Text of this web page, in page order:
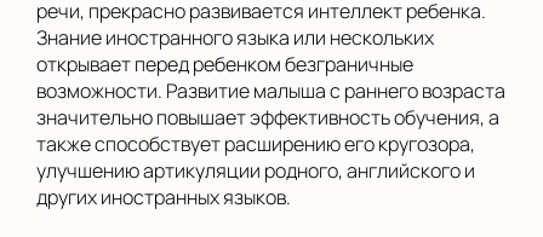
речи, прекрасно развивается интеллект ребенка.
Знание иностранного языка или нескольких
открывает перед ребенком безграничные
возможности. Развитие малыша с раннего возраста
значительно повышает эффективность обучения, а
также способствует расширению его кругозора,
улучшению артикуляции родного, английского и
других иностранных языков.